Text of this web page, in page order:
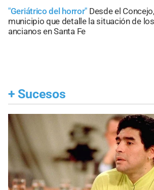
"Geriátrico del horror" Desde el
municipio que detalle la situación de
ancianos en Santa Fe
+ Sucesos